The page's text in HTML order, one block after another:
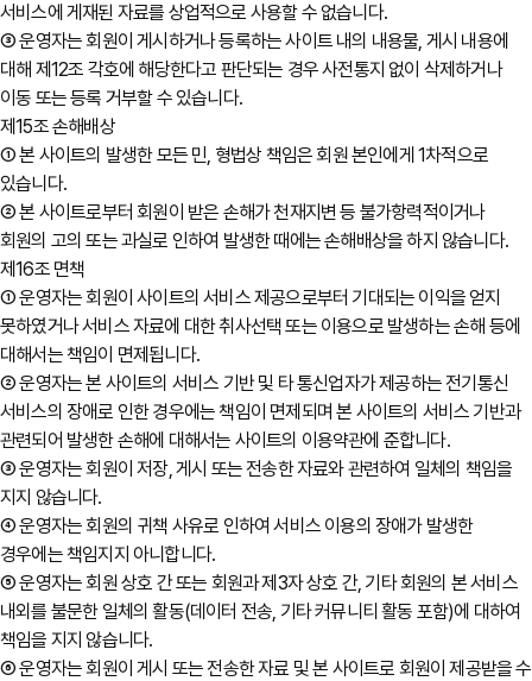
서비스에 게재된 자료를 상업적으로 사용할 수 없습니다.
③ 운영자는 회원이 게시하거나 등록하는 사이트 내의 내용물, 게시 내용에
대해 제12조 각호에 해당한다고 판단되는 경우 사전통지 없이 삭제하거나
이동 또는 등록 거부할 수 있습니다.
제15조 손해배상
① 본 사이트의 발생한 모든 민, 형법상 책임은 회원 본인에게 1차적으로
있습니다.
② 본 사이트로부터 회원이 받은 손해가 천재지변 등 불가항력적이거나
회원의 고의 또는 과실로 인하여 발생한 때에는 손해배상을 하지 않습니다.
제16조 면책
① 운영자는 회원이 사이트의 서비스 제공으로부터 기대되는 이익을 얻지
못하였거나 서비스 자료에 대한 취사선택 또는 이용으로 발생하는 손해 등에
대해서는 책임이 면제됩니다.
② 운영자는 본 사이트의 서비스 기반 및 타 통신업자가 제공하는 전기통신
서비스의 장애로 인한 경우에는 책임이 면제되며 본 사이트의 서비스 기반과
관련되어 발생한 손해에 대해서는 사이트의 이용약관에 준합니다.
③ 운영자는 회원이 저장, 게시 또는 전송한 자료와 관련하여 일체의 책임을
지지 않습니다.
④ 운영자는 회원의 귀책 사유로 인하여 서비스 이용의 장애가 발생한
경우에는 책임지지 아니합니다.
⑤ 운영자는 회원 상호 간 또는 회원과 제3자 상호 간, 기타 회원의 본 서비스
내외를 불문한 일체의 활동(데이터 전송, 기타 커뮤니티 활동 포함)에 대하여
책임을 지지 않습니다.
⑥ 운영자는 회원이 게시 또는 전송한 자료 및 본 사이트로 회원이 제공받을 수